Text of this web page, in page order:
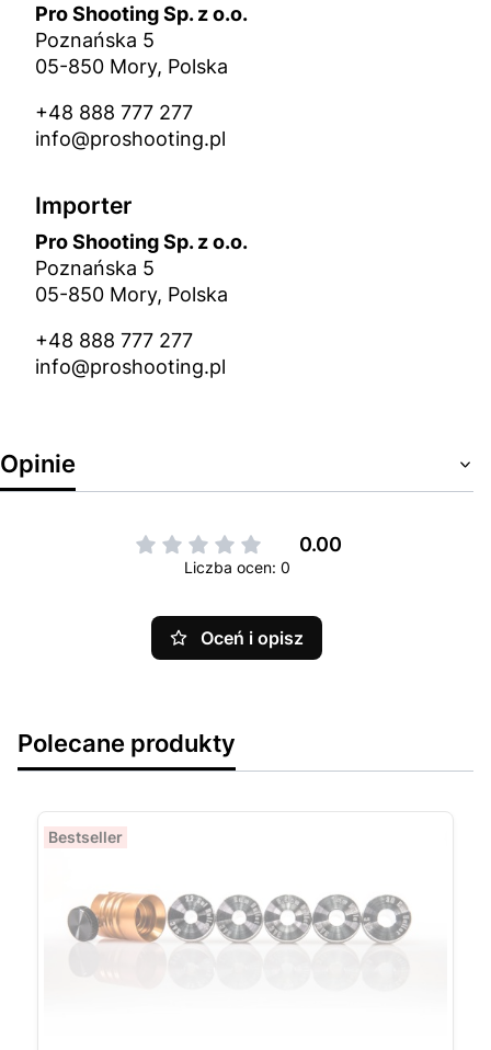
Pro Shooting Sp. z o.o.
Poznańska 5
05-850 Mory, Polska
+48 888 777 277
info@proshooting.pl
Importer
Pro Shooting Sp. z o.o.
Poznańska 5
05-850 Mory, Polska
+48 888 777 277
info@proshooting.pl
Opinie
0.00
Liczba ocen: 0
Oceń i opisz
Polecane produkty
Bestseller